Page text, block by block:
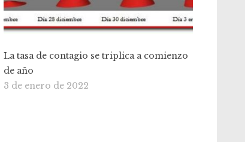
La tasa de contagio se triplica a comienzo
de año
3 de enero de 2022